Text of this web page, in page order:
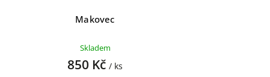
Makovec
Skladem
850 Kč / ks